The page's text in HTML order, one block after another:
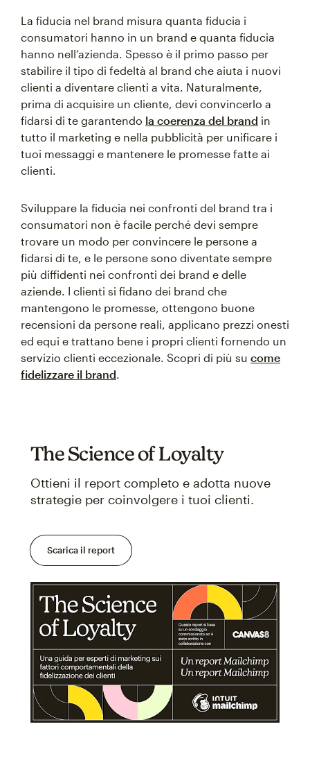
La fiducia nel brand misura quanta fiducia i
consumatori hanno in un brand e quanta fiducia
hanno nell’azienda. Spesso è il primo passo per
stabilire il tipo di fedeltà al brand che aiuta i nuovi
clienti a diventare clienti a vita. Naturalmente,
prima di acquisire un cliente, devi convincerlo a
fidarsi di te garantendo la coerenza del brand in
tutto il marketing e nella pubblicità per unificare i
tuoi messaggi e mantenere le promesse fatte ai
clienti.
Sviluppare la fiducia nei confronti del brand tra i
consumatori non è facile perché devi sempre
trovare un modo per convincere le persone a
fidarsi di te, e le persone sono diventate sempre
più diffidenti nei confronti dei brand e delle
aziende. I clienti si fidano dei brand che
mantengono le promesse, ottengono buone
recensioni da persone reali, applicano prezzi onesti
ed equi e trattano bene i propri clienti fornendo un
servizio clienti eccezionale. Scopri di più su come
fidelizzare il brand.
The Science of Loyalty
Ottieni il report completo e adotta nuove
strategie per coinvolgere i tuoi clienti.
Scarica il report